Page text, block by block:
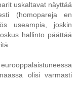
uskaltavat näyttää
(homopareja en
useampia, joskin
hallinto päättää
olisi varmasti